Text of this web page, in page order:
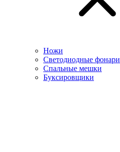
Ножи
Светодиодные фонари
Спальные мешки
Буксировщики